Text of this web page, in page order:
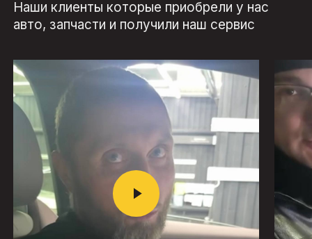
Наши клиенты которые приобрели у нас
авто, запчасти и получили наш сервис